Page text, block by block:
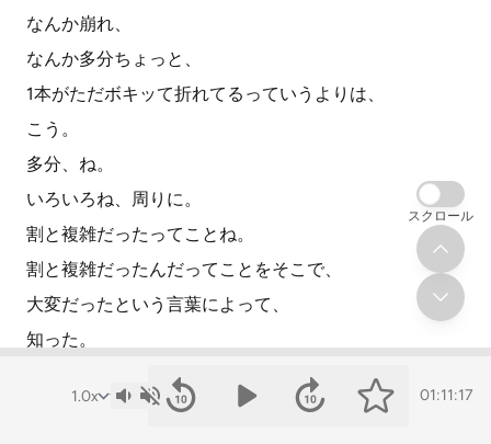
なんか崩れ、
なんか多分ちょっと、
1本がただボキッて折れてるっていうよりは、
こう。
多分、ね。
いろいろね、周りに。
割と複雑だったってことね。
割と複雑だったんだってことをそこで、
大変だったという言葉によって、
知った。
01:11:17
スクロール